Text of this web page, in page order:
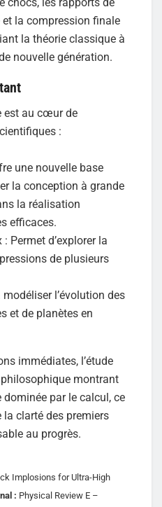
et la compression finale
la théorie classique à
nouvelle génération.
est au cœur de
:
une nouvelle base
la conception à grande
la réalisation
efficaces.
Permet d’explorer la
de plusieurs
l’évolution des
et de planètes en
immédiates, l’étude
montrant
par le calcul, ce
clarté des premiers
au progrès.
Implosions for Ultra-High
: Physical Review E –